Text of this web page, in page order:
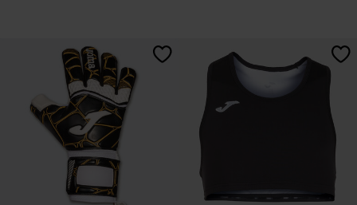
5 su 5 valutazione dei clienti 4,6 su 5 valutazione dei clienti